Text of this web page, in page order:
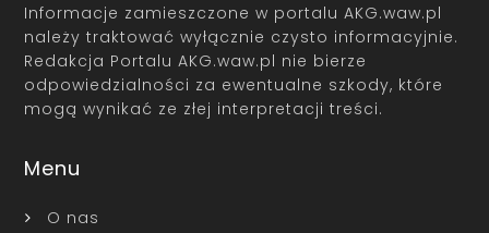
Informacje zamieszczone w portalu AKG.waw.pl
należy traktować wyłącznie czysto informacyjnie.
Redakcja Portalu AKG.waw.pl nie bierze
odpowiedzialności za ewentualne szkody, które
mogą wynikać ze złej interpretacji treści.
Menu
O nas